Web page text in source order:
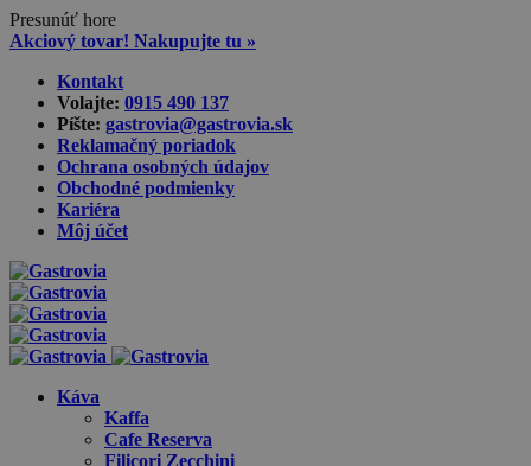
Presunúť hore
Akciový tovar! Nakupujte tu »
content
Kontakt
Volajte: 0915 490 137‬
Píšte: gastrovia@gastrovia.sk‬
Reklamačný poriadok
Ochrana osobných údajov
Obchodné podmienky
Kariéra
Môj účet
Káva
Kaffa
Cafe Reserva
Filicori Zecchini